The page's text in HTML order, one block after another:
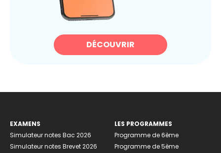
DÉCOUVRIR
EXAMENS
Simulateur notes Bac 2026
Simulateur notes Brevet 2026
LES PROGRAMMES
Programme de 6ème
Programme de 5ème